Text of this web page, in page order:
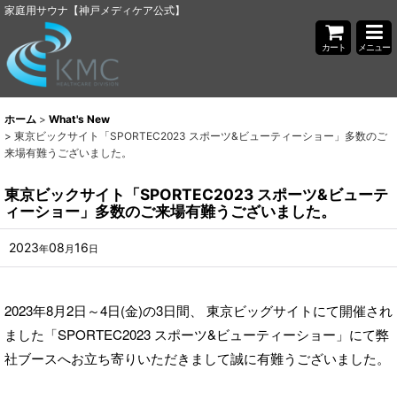
家庭用サウナ【神戸メディケア公式】
カート メニュー
ホーム > What's New
> 東京ビックサイト「SPORTEC2023 スポーツ&ビューティーショー」多数のご
来場有難うございました。
東京ビックサイト「SPORTEC2023 スポーツ&ビューテ
ィーショー」多数のご来場有難うございました。
2023年08 月16日
2023年8月2日～4日(金)の3日間、 東京ビッグサイトにて開催され
ました「SPORTEC2023 スポーツ&ビューティーショー」にて弊
社ブースへお立ち寄りいただきまして誠に有難うございました。